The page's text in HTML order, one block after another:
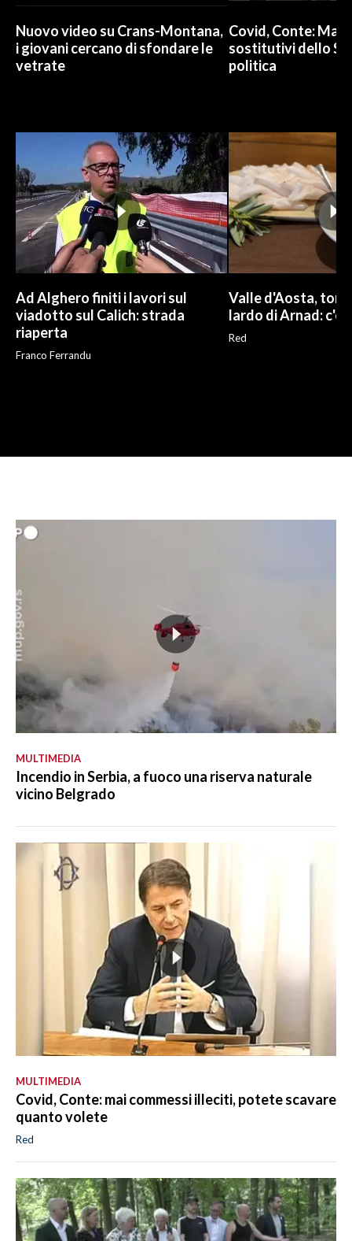
STORE
Nuovo video su Crans-Montana,
i giovani cercano di sfondare le
vetrate
Covid, Conte: Mai
sostitutivi dello
politica
Ad Alghero finiti i lavori sul
viadotto sul Calich: strada
riaperta
Franco Ferrandu
Valle d'Aosta,
lardo di Arnad: c'è
Red
MULTIMEDIA
Incendio in Serbia, a fuoco una riserva naturale
vicino Belgrado
MULTIMEDIA
Covid, Conte: mai commessi illeciti, potete scavare
quanto volete
Red